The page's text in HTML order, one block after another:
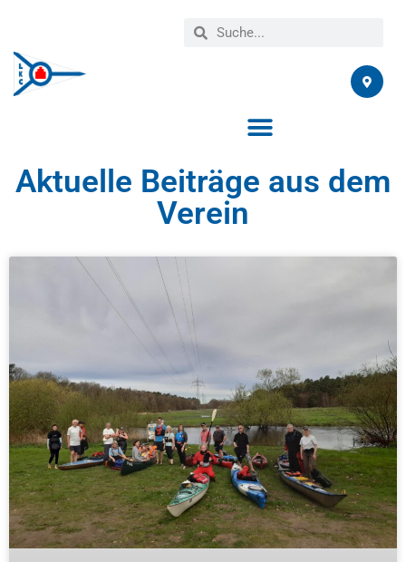
Aktuelle Beiträge aus dem
Verein